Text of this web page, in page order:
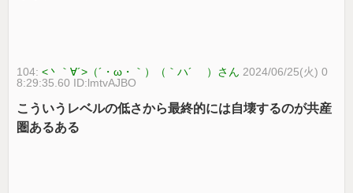
104:<丶｀∀´>（´・ω・｀）（｀ハ´ ）さん 2024/06/25(火) 0
8:29:35.60 ID:lmtvAJBO
こういうレベルの低さから最終的には自壊するのが共産
圏あるある